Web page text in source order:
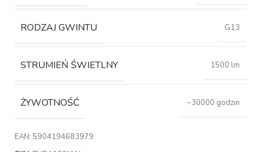
RODZAJ GWINTU G13
STRUMIEŃ ŚWIETLNY 1500 lm
ŻYWOTNOŚĆ ~30000 godzin
EAN: 5904194683979